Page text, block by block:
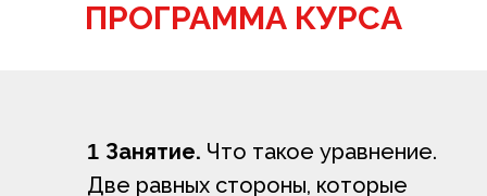
ПРОГРАММА КУРСА
1 Занятие. Что такое уравнение.
Две равных стороны, которые